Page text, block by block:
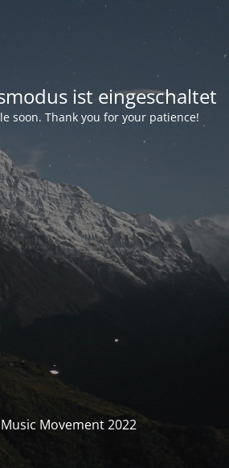
ist eingeschaltet
soon. Thank you for your patience!
Movement 2022